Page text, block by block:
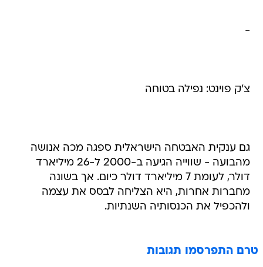
-
צ'ק פוינט: נפילה בטוחה
גם ענקית האבטחה הישראלית ספגה מכה אנושה
מהבועה - שווייה הגיעה ב-2000 ל-26 מיליארד
דולר, לעומת 7 מיליארד דולר כיום. אך בשונה
מחברות אחרות, היא הצליחה לבסס את עצמה
ולהכפיל את הכנסותיה השנתיות.
טרם התפרסמו תגובות